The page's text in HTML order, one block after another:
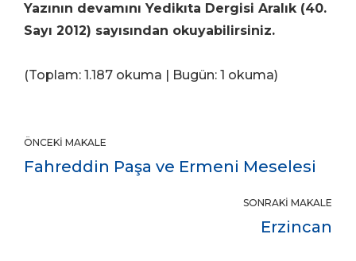
Yazının devamını Yedikıta Dergisi Aralık (40.
Sayı 2012) sayısından okuyabilirsiniz.
(Toplam: 1.187 okuma | Bugün: 1 okuma)
ÖNCEKI MAKALE
Fahreddin Paşa ve Ermeni Meselesi
SONRAKI MAKALE
Erzincan